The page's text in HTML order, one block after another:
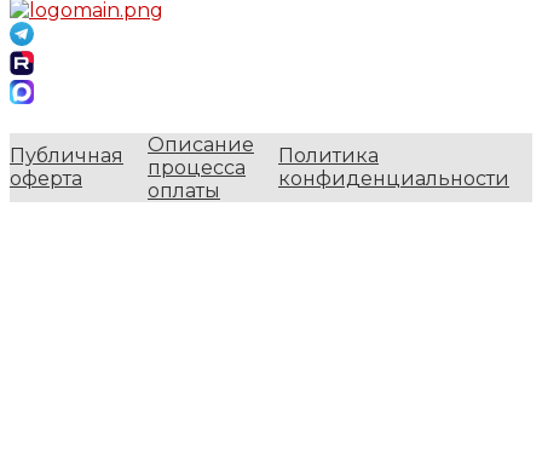
Публичная
оферта
Описание
процесса
оплаты
Политика
конфиденциальности